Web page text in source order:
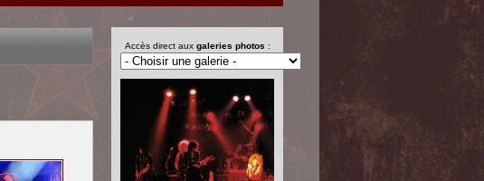
Accès direct aux galeries photos :